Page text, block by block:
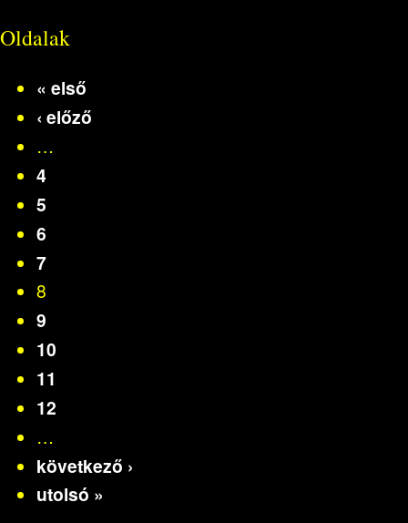
Oldalak
« első
‹ előző
…
4
5
6
7
8
9
10
11
12
…
következő ›
utolsó »